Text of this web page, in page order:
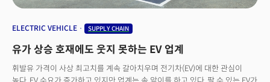
ELECTRIC VEHICLE SUPPLY CHAIN
유가 상승 호재에도 웃지 못하는 EV 업계
휘발유 가격이 사상 최고치를 계속 갈아치우며 전기차(EV)에 대한 관심이